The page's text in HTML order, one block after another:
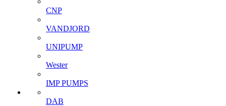
CNP
VANDJORD
UNIPUMP
Wester
IMP PUMPS
DAB